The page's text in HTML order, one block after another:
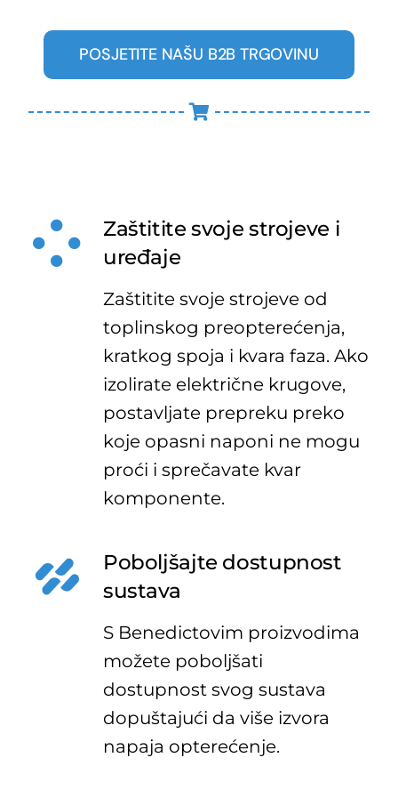
POSJETITE NAŠU B2B TRGOVINU
Zaštitite svoje strojeve i
uređaje
Zaštitite svoje strojeve od
toplinskog preopterećenja,
kratkog spoja i kvara faza. Ako
izolirate električne krugove,
postavljate prepreku preko
koje opasni naponi ne mogu
proći i sprečavate kvar
komponente.
Poboljšajte dostupnost
sustava
S Benedictovim proizvodima
možete poboljšati
dostupnost svog sustava
dopuštajući da više izvora
napaja opterećenje.